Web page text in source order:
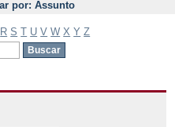
por: Assunto
R S T U V W X Y Z